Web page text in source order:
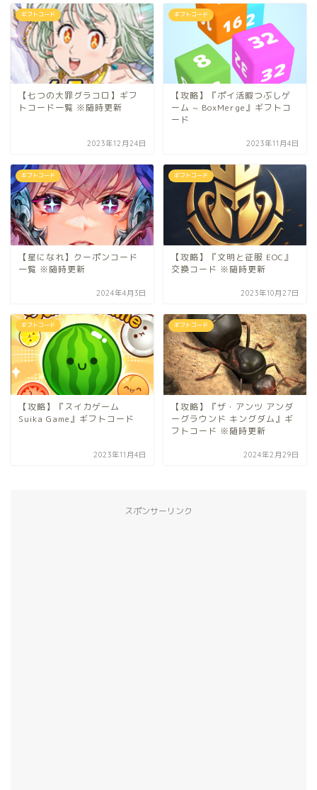
ギフトコード
【七つの大罪グラコロ】ギフ
トコード一覧 ※随時更新
2023年12月24日
ギフトコード
【攻略】『ポイ活暇つぶしゲ
ーム ~ BoxMerge』ギフトコ
ード
2023年11月4日
ギフトコード
【星になれ】クーポンコード
一覧 ※随時更新
2024年4月3日
ギフトコード
【攻略】『文明と征服 EOC』
交換コード ※随時更新
2023年10月27日
ギフトコード
【攻略】『スイカゲーム
Suika Game』ギフトコード
2023年11月4日
ギフトコード
【攻略】『ザ・アンツ アンダ
ーグラウンド キングダム』ギ
フトコード ※随時更新
2024年2月29日
スポンサーリンク